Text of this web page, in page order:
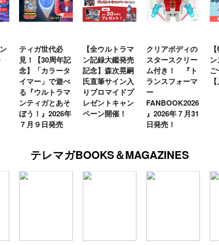
ティガ世代必
見！【30周年記
念】「カラータ
イマー」で遊べ
る『ウルトラマ
ンティガとあそ
ぼう！』2026年
７月９日発売
【全ウルトラマ
ン記録大鑑発売
記念】森次晃嗣
氏直筆サイン入
りブロマイドプ
レゼントキャン
ペーン開催！
クリアボディの
スタースクリー
ム付き！ 『ト
ランスフォーマ
ー
FANBOOK2026
』2026年７月31
日発売！
テレマガBOOKS＆MAGAZINES